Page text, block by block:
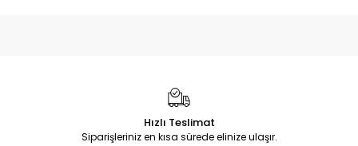
Hızlı Teslimat
Siparişleriniz en kısa sürede elinize ulaşır.